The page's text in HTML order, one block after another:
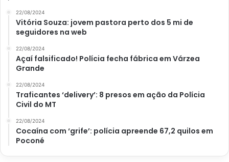
22/08/2024
Vitória Souza: jovem pastora perto dos 5 mi de
seguidores na web
22/08/2024
Açaí falsificado! Polícia fecha fábrica em Várzea
Grande
22/08/2024
Traficantes ‘delivery’: 8 presos em ação da Polícia
Civil do MT
22/08/2024
Cocaína com ‘grife’: polícia apreende 67,2 quilos em
Poconé